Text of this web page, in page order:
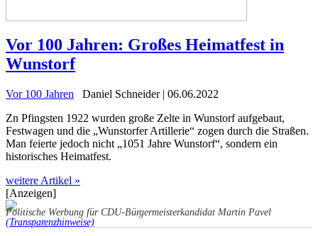
Vor 100 Jahren: Großes Heimatfest in
Wunstorf
Vor 100 Jahren
Daniel Schneider | 06.06.2022
Zn Pfingsten 1922 wurden große Zelte in Wunstorf aufgebaut,
Festwagen und die „Wunstorfer Artillerie“ zogen durch die Straßen.
Man feierte jedoch nicht „1051 Jahre Wunstorf“, sondern ein
historisches Heimatfest.
weitere Artikel »
[Anzeigen]
Politische Werbung für CDU-Bürgermeisterkandidat Martin Pavel
(Transparenzhinweise)